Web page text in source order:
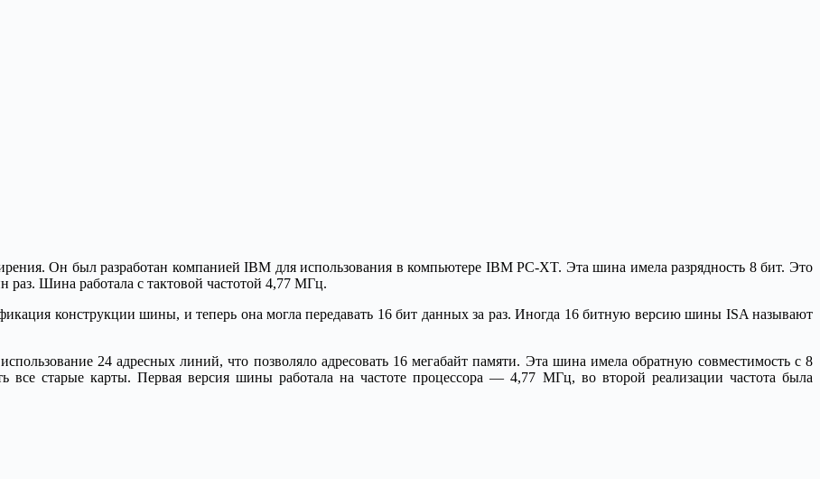
Он был разработан компанией IBM для использования в компьютере IBM PC-XT. Эта шина имела разрядность 8 бит. Это
раз. Шина работала с тактовой частотой 4,77 МГц.
конструкции шины, и теперь она могла передавать 16 бит данных за раз. Иногда 16 битную версию шины ISA называют
24 адресных линий, что позволяло адресовать 16 мегабайт памяти. Эта шина имела обратную совместимость с 8
все старые карты. Первая версия шины работала на частоте процессора — 4,77 МГц, во второй реализации частота была